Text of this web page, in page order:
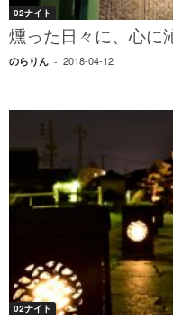
02ナイト
燻った日々に、心に
のらりん - 2018-04-12
02ナイト